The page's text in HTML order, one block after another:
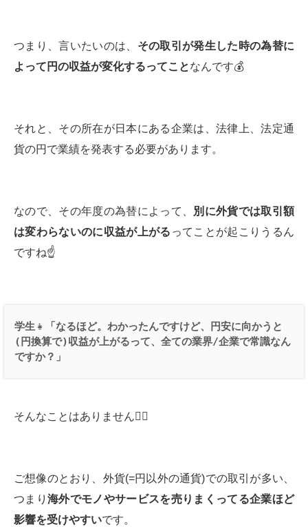
つまり、言いたいのは、 その取引が発生した時の為替に
よって円の収益が変化するってことなんです💰
それと、その所在が日本にある企業は、法律上、法定通
貨の円で業績を発表する必要があります。
なので、その年度の為替によって、 別に外貨では取引額
は変わらないのに収益が上がる ってことが起こりうるん
ですね☝️
学生👧
「なるほど。わかったんですけど、円安に向かうと
( 円換算で)収益が上がるって、全ての業界/企業で常識なん
ですか？」
そんなことはありません🙅‍♀️
ご想像のとおり、外貨(=円以外の通貨)での取引が多い、
つまり 海外でモノやサービスを売りまくってる企業ほど
影響を受けやすいです。